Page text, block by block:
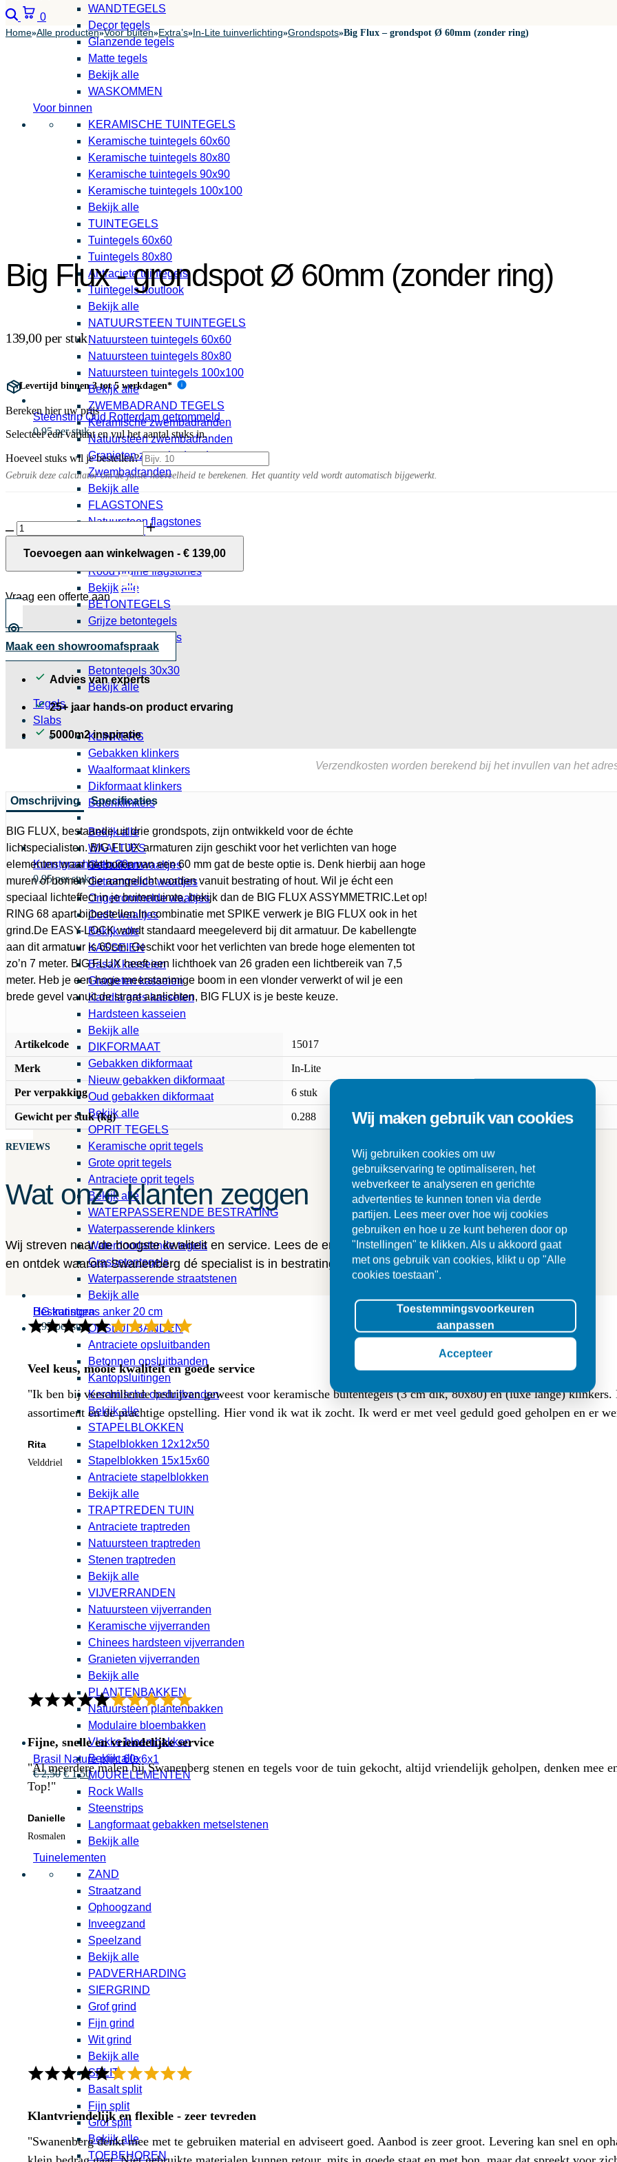
Steenstrip Oud Rotterdam getrommeld
0,95 per stuk
Kunstgrashaken 30cm
0,95 per stuk
HG kunstgras anker 20 cm
0,95 per stuk
Brasil Nature plint 60x6x1
€2,50Oorspronkelijke
was:
€ 2,50.
€1,50Huidige
prijs
is:
€ 1,50.
WANDTEGELS
Decor tegels
Glanzende tegels
Matte tegels
Bekijk alle
WASKOMMEN
Voor binnen
KERAMISCHE TUINTEGELS
Keramische tuintegels 60x60
Keramische tuintegels 80x80
Keramische tuintegels 90x90
Keramische tuintegels 100x100
Bekijk alle
TUINTEGELS
Tuintegels 60x60
Tuintegels 80x80
Antraciete tuintegels
Tuintegels houtlook
Bekijk alle
NATUURSTEEN TUINTEGELS
Natuursteen tuintegels 60x60
Natuursteen tuintegels 80x80
Natuursteen tuintegels 100x100
Bekijk alle
ZWEMBADRAND TEGELS
Keramische zwembadranden
Natuursteen zwembadranden
Granieten zwembadranden
Zwembadranden
Bekijk alle
FLAGSTONES
Natuursteen flagstones
Grijze flagstones
Beige flagstones
Rood bruine flagstones
Bekijk alle
BETONTEGELS
Grijze betontegels
Zwarte betontegels
Grote betontegels
Betontegels 30x30
Bekijk alle
Tegels
Slabs
KLINKERS
Gebakken klinkers
Waalformaat klinkers
Dikformaat klinkers
Betonklinkers
Bekijk alle
WAALTJES
Gebakken waaltjes
Getrommelde waaltjes
Ongetrommelde waaltjes
Oude waaltjes
Bekijk alle
KASSEIEN
Basalt kasseien
Granieten kasseien
Kandla gres kasseien
Hardsteen kasseien
Bekijk alle
DIKFORMAAT
Gebakken dikformaat
Nieuw gebakken dikformaat
Oud gebakken dikformaat
Bekijk alle
OPRIT TEGELS
Keramische oprit tegels
Grote oprit tegels
Antraciete oprit tegels
Bekijk alle
WATERPASSERENDE BESTRATING
Waterpasserende klinkers
Waterdoorlatende tegels
Grasbetontegels
Waterpasserende straatstenen
Bekijk alle
Bestratingen
OPSLUITBANDEN
Antraciete opsluitbanden
Betonnen opsluitbanden
Kantopsluitingen
Keramische opsluitbanden
Bekijk alle
STAPELBLOKKEN
Stapelblokken 12x12x50
Stapelblokken 15x15x60
Antraciete stapelblokken
Bekijk alle
TRAPTREDEN TUIN
Antraciete traptreden
Natuursteen traptreden
Stenen traptreden
Bekijk alle
VIJVERRANDEN
Natuursteen vijverranden
Keramische vijverranden
Chinees hardsteen vijverranden
Granieten vijverranden
Bekijk alle
PLANTENBAKKEN
Natuursteen plantenbakken
Modulaire bloembakken
Vlakke bloembakken
Bekijk alle
MUURELEMENTEN
Rock Walls
Steenstrips
Langformaat gebakken metselstenen
Bekijk alle
Tuinelementen
ZAND
Straatzand
Ophoogzand
Inveegzand
Speelzand
Bekijk alle
PADVERHARDING
SIERGRIND
Grof grind
Fijn grind
Wit grind
Bekijk alle
SPLIT
Basalt split
Fijn split
Grof split
Bekijk alle
TOEBEHOREN
Zoeken
0 Winkelwagen
Home»Alle producten»Voor buiten»Extra’s»In-Lite tuinverlichting»Grondspots»Big Flux – grondspot Ø 60mm (zonder ring)
Big Flux - grondspot Ø 60mm (zonder ring)
139,00 per stuk
Levertijd binnen 3 tot 5 werkdagen* i
Bereken hier uw prijs
Selecteer een variant en vul het aantal stuks in.
Hoeveel stuks wil je bestellen?
Gebruik deze calculator om de juiste hoeveelheid te berekenen. Het quantity veld wordt automatisch bijgewerkt.
Big
Flux
(zonder
aantal
Toevoegen aan winkelwagen - € 139,00
Vraag een offerte aan
Maak een showroomafspraak
Advies van experts
25+ jaar hands-on product ervaring
5000m2 inspiratie
Verzendkosten worden berekend bij het invullen van het
Omschrijving Specificaties
BIG FLUX, bestaande uit drie grondspots, zijn ontwikkeld voor de échte
lichtspecialisten. BIG FLUX armaturen zijn geschikt voor het verlichten van hoge
elementen waar het boren van een 60 mm gat de beste optie is. Denk hierbij aan hoge
muren of bomen die aangelicht worden vanuit bestrating of hout. Wil je écht een
speciaal lichteffect in je buitenruimte, bekijk dan de BIG FLUX ASSYMMETRIC.Let op!
RING 68 apart bijbestellen.In combinatie met SPIKE verwerk je BIG FLUX ook in het
grind.De EASY-LOCK wordt standaard meegeleverd bij dit armatuur. De kabellengte
aan dit armatuur is 60cm. Geschikt voor het verlichten van brede hoge elementen tot
zo’n 7 meter. BIG FLUX heeft een lichthoek van 26 graden een lichtbereik van 7,5
meter. Heb je een hoge meerstammige boom in een vlonder verwerkt of wil je een
brede gevel vanuit de straat aanlichten, BIG FLUX is je beste keuze.
Artikelcode 15017
Merk In-Lite
Per verpakking 6 stuk
Gewicht per stuk (kg) 0.288
REVIEWS
Wat onze klanten zeggen
Wij streven naar de hoogste kwaliteit en service. Lees de ervaringen van onze klanten
en ontdek waarom Swanenberg dé specialist is in bestrating en tegels.
Veel keus, mooie kwaliteit en goede service
"Ik ben bij verschillende bedrijven geweest voor keramische buitentegels (3 cm dik, 80x80) en (luxe lange)
assortiment en de prachtige opstelling. Hier vond ik wat ik zocht. Ik werd er met veel geduld goed geholpen en er
Rita
Velddriel
Fijne, snelle en vriendelijke service
"Al meerdere malen bij Swanenberg stenen en tegels voor de tuin gekocht, altijd vriendelijk geholpen, denken mee
Top!"
Danielle
Rosmalen
Klantvriendelijk en flexible - zeer tevreden
"Swanenberg denkt mee met te gebruiken material en adviseert goed. Aanbod is zeer groot. Levering kan snel en
Wij maken gebruik van cookies
Wij gebruiken cookies om uw
gebruikservaring te optimaliseren, het
webverkeer te analyseren en gerichte
advertenties te kunnen tonen via derde
partijen. Lees meer over hoe wij cookies
gebruiken en hoe u ze kunt beheren door op
"Instellingen" te klikken. Als u akkoord gaat
met ons gebruik van cookies, klikt u op "Alle
cookies toestaan".
Toestemmingsvoorkeuren
aanpassen
Accepteer